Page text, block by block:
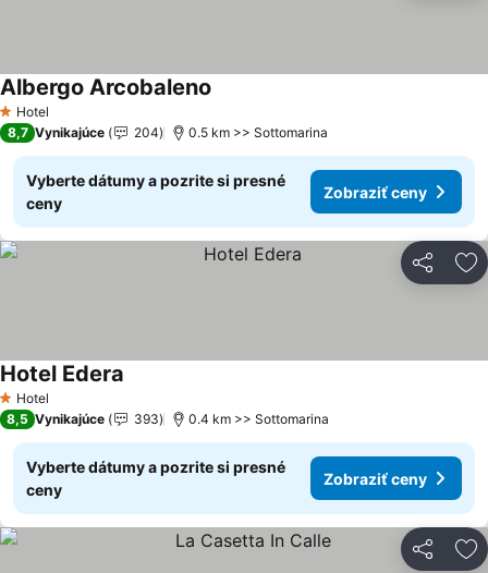
1 Počet hviezdičiek
Hotel
Albergo Arcobaleno
8,7 Vynikajúce 204 0.5 km >> Sottomarina
Vyberte dátumy a pozrite si presné
ceny
Zobraziť ceny
Zdieľať
1 Počet hviezdičiek
Hotel
Hotel Edera
8,5 Vynikajúce 393 0.4 km >> Sottomarina
Vyberte dátumy a pozrite si presné
ceny
Zobraziť ceny
Zdieľať